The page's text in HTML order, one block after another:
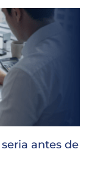
antes de